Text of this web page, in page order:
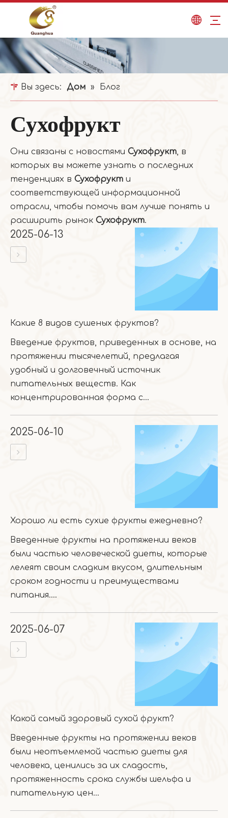
Вы здесь: Дом » Блог
Сухофрукт
Они связаны с новостями Сухофрукт, в
которых вы можете узнать о последних
тенденциях в Сухофрукт и
соответствующей информационной
отрасли, чтобы помочь вам лучше понять и
расширить рынок Сухофрукт.
2025-06-13
Какие 8 видов сушеных фруктов?
Введение фруктов, приведенных в основе, на
протяжении тысячелетий, предлагая
удобный и долговечный источник
питательных веществ. Как
концентрированная форма с...
2025-06-10
Хорошо ли есть сухие фрукты ежедневно?
Введенные фрукты на протяжении веков
были частью человеческой диеты, которые
лелеят своим сладким вкусом, длительным
сроком годности и преимуществами
питания....
2025-06-07
Какой самый здоровый сухой фрукт?
Введенные фрукты на протяжении веков
были неотъемлемой частью диеты для
человека, ценились за их сладость,
протяженность срока службы шельфа и
питательную цен...